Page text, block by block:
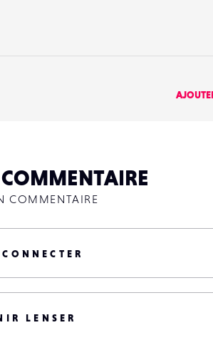
COMMENTAIRE
LENSER